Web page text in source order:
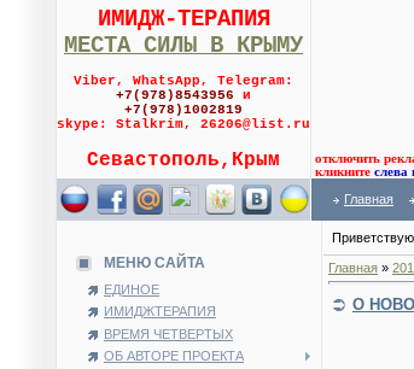
ИМИДЖ-ТЕРАПИЯ
МЕСТА СИЛЫ В КРЫМУ
Viber, WhatsApp, Telegram:
+7(978)8543956 и
+7(978)1002819
skype: Stalkrim, 26206@list.ru
Севастополь,Крым
отключить
кликните слева
Главная
МЕНЮ САЙТА
ЕДИНОЕ
ИМИДЖТЕРАПИЯ
ВРЕМЯ ЧЕТВЕРТЫХ
ОБ АВТОРЕ ПРОЕКТА
Главная »
О